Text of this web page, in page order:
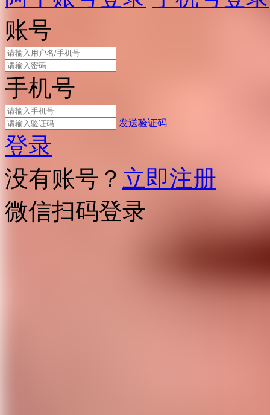
账号
手机号
发送验证码
登录
没有账号？ 立即注册
微信扫码登录